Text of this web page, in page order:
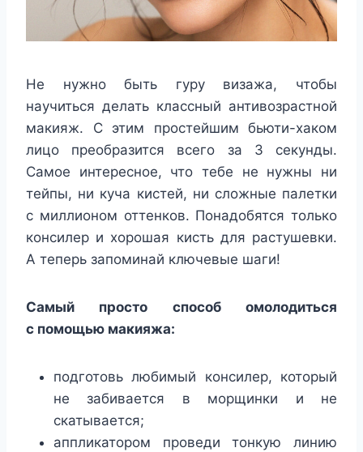
Не нужно быть гуру визажа, чтобы
научиться делать классный антивозрастной
макияж. С этим простейшим бьюти-хаком
лицо преобразится всего за 3 секунды.
Самое интересное, что тебе не нужны ни
тейпы, ни куча кистей, ни сложные палетки
с миллионом оттенков. Понадобятся только
консилер и хорошая кисть для растушевки.
А теперь запоминай ключевые шаги!
Самый просто способ омолодиться
с помощью макияжа:
подготовь любимый консилер, который
не забивается в морщинки и не
скатывается;
аппликатором проведи тонкую линию